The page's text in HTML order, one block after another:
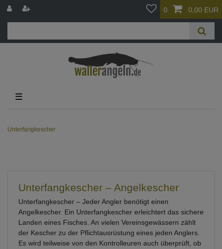
0 0,00 EUR
☰
Unterfangkescher
Unterfangkescher – Angelkescher
Unterfangkescher – Jeder Angler benötigt einen
Angelkescher. Ein Unterfangkescher erleichtert das sichere
Landen eines Fisches. An vielen Vereinsgewässern zählt
der Kescher zu der Pflichtausrüstung eines jeden Anglers.
Es wird teilweise von den Kontrolleuren auch überprüft, ob